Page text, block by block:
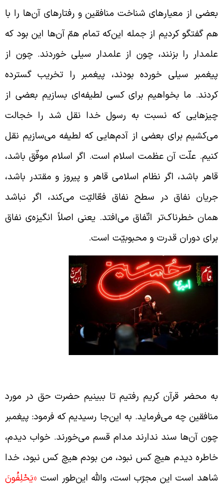
از معیارهای شناخت منافقین و رفتارهای آن‌ها را با
گفتگو کردیم از جمله این‌که تمام همّ آن‌ها این بود که
را بزنند، چون از علمدار سیلی خوردند. چون از
سیلی خورده بودند، پیغمبر را تخریب گسترده
ما بخواهیم برای کسی لطیفه‌ای بسازیم بعضی از
که نسبت به رسول خدا نقل شد را خجالت
برای بعضی از آدم‌هایی که لطیفه می‌سازیم نقل
علّت آن عظمت اسلام است. اگر اسلام موفّق باشد،
باشد، اگر نظام اسلامی قاهر و پیروز و مقتدر باشد،
نفاق در سطح نفاق فعّالیّت می‌کند، اگر نباشد
خطرناک‌تر اتّفاق می‌افتد. یعنی اصلاً انگیزه‌ی نفاق
دوران قدرت و محبوبیّت است.
محضر قرآن کریم رفتیم تا ببینیم حضرت حق در مورد
چه می‌فرماید. به این‌جا رسیدیم که فرمود: پیغمبر
آن‌ها سند ندارند مدام قسم می‌خورند. خواب دیدم،
دیدم هیچ کس نبود، من بودم هیچ کس نبود، خدا
است این مجرّب است، والله این‌طور است« يَحْلِفُونَ